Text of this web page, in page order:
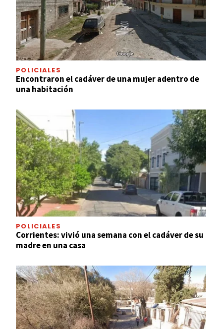
POLICIALES
Encontraron el cadáver de una mujer adentro de
una habitación
POLICIALES
Corrientes: vivió una semana con el cadáver de su
madre en una casa